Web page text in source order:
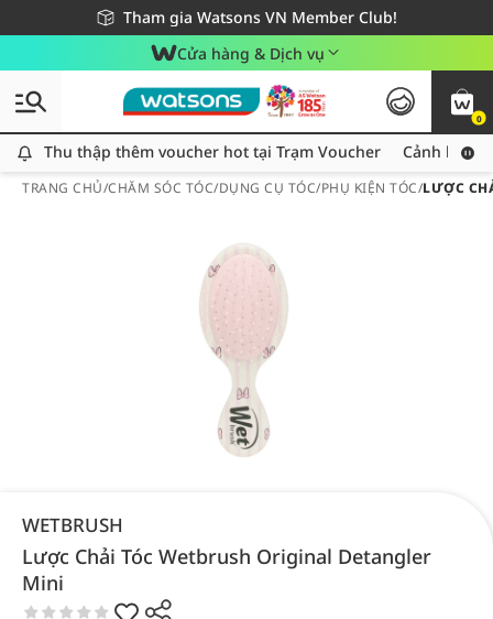
Tham gia Watsons VN Member Club!
Miễn phí giao hàng cho đơn hàng từ 249,000Đ
Giao hàng nhanh 24h - Áp dụng khu vực TP. Hồ Chí Minh
Cửa hàng & Dịch vụ
0
Thu thập thêm voucher hot tại Trạm Voucher
Thu thập thêm voucher hot tại Trạm Voucher Cảnh báo
TRANG CHỦ/CHĂM SÓC TÓC/DỤNG CỤ TÓC/PHỤ KIỆN TÓC/LƯỢC
WETBRUSH
Lược Chải Tóc Wetbrush Original Detangler
Mini